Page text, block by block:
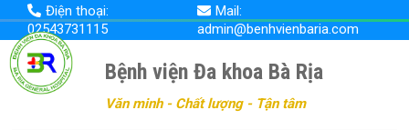
Nhảy
đến
nội
dung
Điện thoại:
02543731115
Mail:
admin@benhvienbaria.com
Bệnh viện Đa khoa Bà Rịa
Văn minh - Chất lượng - Tận tâm